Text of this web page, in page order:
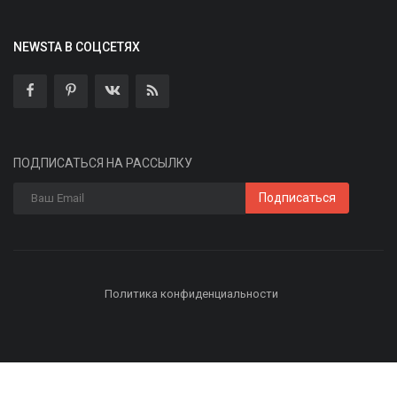
NEWSTA В СОЦСЕТЯХ
ПОДПИСАТЬСЯ НА РАССЫЛКУ
Подписаться
Политика конфиденциальности